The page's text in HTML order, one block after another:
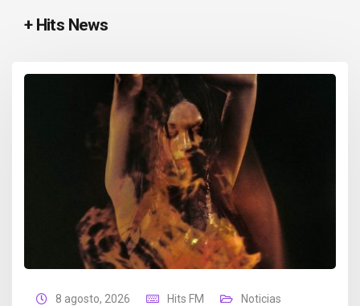
+ Hits News
8 agosto, 2026 Hits FM Noticias